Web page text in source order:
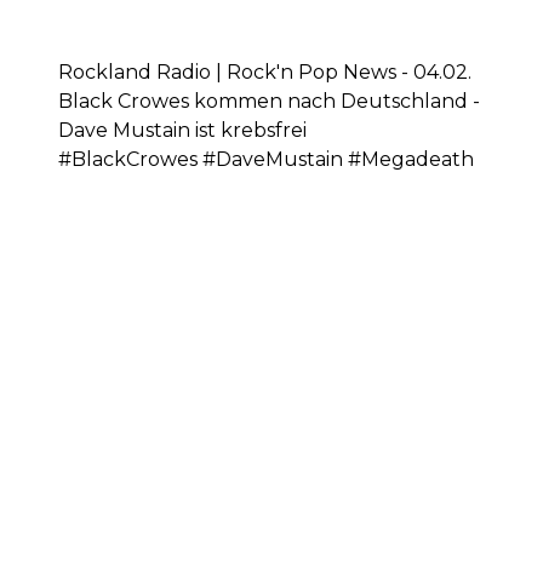
Rockland Radio | Rock'n Pop News - 04.02.
Black Crowes kommen nach Deutschland -
Dave Mustain ist krebsfrei
#BlackCrowes #DaveMustain #Megadeath